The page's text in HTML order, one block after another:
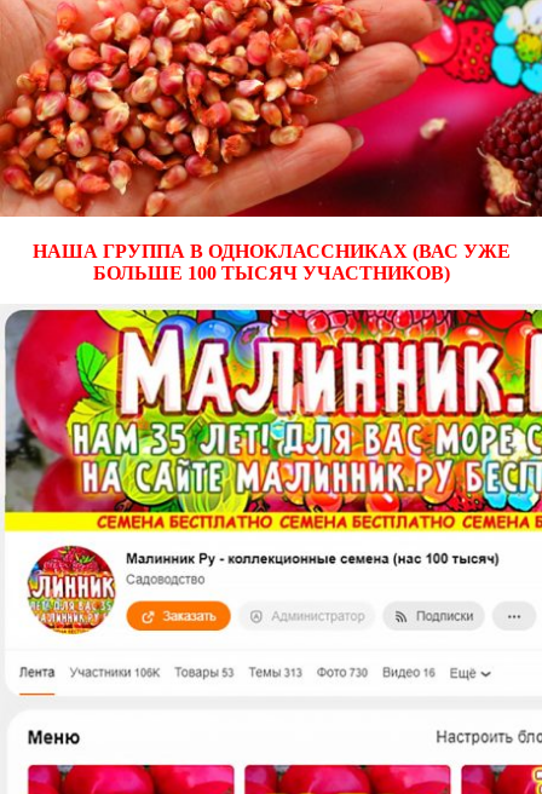
НАША ГРУППА В ОДНОКЛАССНИКАХ (ВАС УЖЕ
БОЛЬШЕ 100 ТЫСЯЧ УЧАСТНИКОВ)